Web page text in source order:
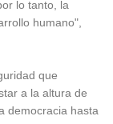
lo tanto, la
humano",
que
a la altura de
democracia hasta